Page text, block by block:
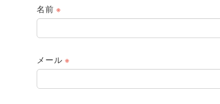
名前※
メール※